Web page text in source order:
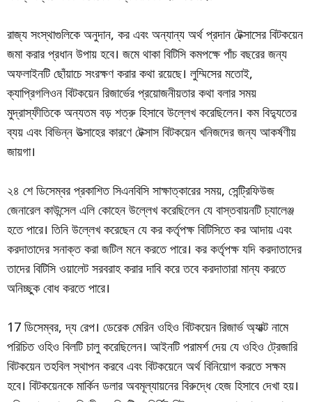
রাজ্য সংস্থাগুলিকে অনুদান, কর এবং অন্যান্য অর্থ প্রদান টেক্সাসের বিটকয়েন
জমা করার প্রধান উপায় হবে। জমে থাকা বিটিসি কমপক্ষে পাঁচ বছরের জন্য
অফলাইনটি ছোঁয়াচে সংরক্ষণ করার কথা রয়েছে। লুম্মিসের মতোই,
ক্যাপ্রিগলিওন বিটকয়েন রিজার্ভের প্রয়োজনীয়তার কথা বলার সময়
মুদ্রাস্ফীতিকে অন্যতম বড় শত্রু হিসাবে উল্লেখ করেছিলেন। কম বিদ্যুতের
ব্যয় এবং বিভিন্ন উত্সাহের কারণে টেক্সাস বিটকয়েন খনিজদের জন্য আকর্ষণীয়
জায়গা।
২৪ শে ডিসেম্বর প্রকাশিত সিএনবিসি সাক্ষাত্কারের সময়, সেন্ট্রিফিউজ
জেনারেল কাউন্সেল এলি কোহেন উল্লেখ করেছিলেন যে বাস্তবায়নটি চ্যালেঞ্জ
হতে পারে। তিনি উল্লেখ করেছেন যে কর কর্তৃপক্ষ বিটিসিতে কর আদায় এবং
করদাতাদের সনাক্ত করা জটিল মনে করতে পারে। কর কর্তৃপক্ষ যদি করদাতাদের
তাদের বিটিসি ওয়ালেট সরবরাহ করার দাবি করে তবে করদাতারা মান্য করতে
অনিচ্ছুক বোধ করতে পারে।
17 ডিসেম্বর, দ্য রেপ। ডেরেক মেরিন ওহিও বিটকয়েন রিজার্ভ অ্যাক্ট নামে
পরিচিত ওহিও বিলটি চালু করেছিলেন। আইনটি পরামর্শ দেয় যে ওহিও ট্রেজারি
বিটকয়েন তহবিল স্থাপন করবে এবং বিটকয়েনে অর্থ বিনিয়োগ করতে সক্ষম
হবে। বিটকয়েনকে মার্কিন ডলার অবমূল্যায়নের বিরুদ্ধে হেজ হিসাবে দেখা হয়।